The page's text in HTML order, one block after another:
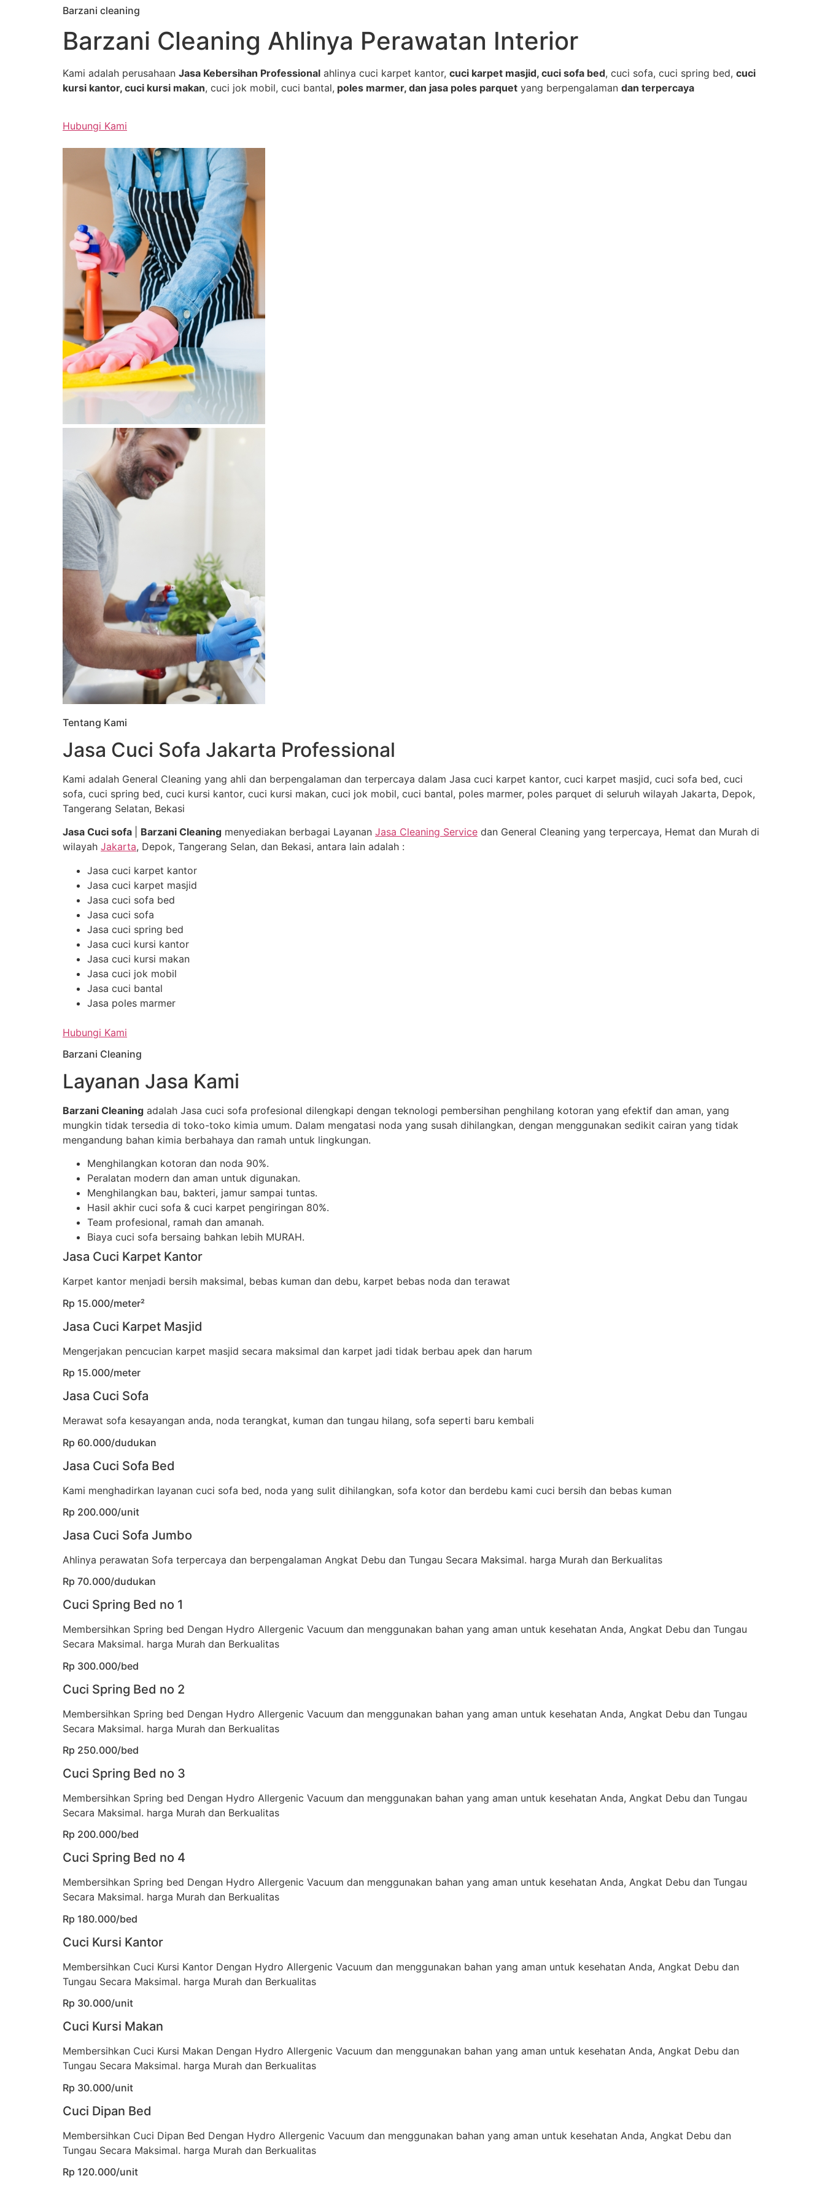
Barzani cleaning
Barzani Cleaning Ahlinya Perawatan Interior
Kami adalah perusahaan Jasa Kebersihan Professional ahlinya cuci karpet kantor, cuci karpet masjid, cuci sofa bed, cuci sofa, cuci spring bed, cuci
kursi kantor, cuci kursi makan, cuci jok mobil, cuci bantal, poles marmer, dan jasa poles parquet yang berpengalaman dan terpercaya
Hubungi Kami
Tentang Kami
Jasa Cuci Sofa Jakarta Professional
Kami adalah General Cleaning yang ahli dan berpengalaman dan terpercaya dalam Jasa cuci karpet kantor, cuci karpet masjid, cuci sofa bed, cuci
sofa, cuci spring bed, cuci kursi kantor, cuci kursi makan, cuci jok mobil, cuci bantal, poles marmer, poles parquet di seluruh wilayah Jakarta, Depok,
Tangerang Selatan, Bekasi
Jasa Cuci sofa
Barzani Cleaning menyediakan berbagai Layanan Jasa Cleaning Service dan General Cleaning yang terpercaya, Hemat dan Murah di
wilayah Jakarta, Depok, Tangerang Selan, dan Bekasi, antara lain adalah :
Jasa cuci karpet kantor
Jasa cuci karpet masjid
Jasa cuci sofa bed
Jasa cuci sofa
Jasa cuci spring bed
Jasa cuci kursi kantor
Jasa cuci kursi makan
Jasa cuci jok mobil
Jasa cuci bantal
Jasa poles marmer
Hubungi Kami
Barzani Cleaning
Layanan Jasa Kami
Barzani Cleaning adalah Jasa cuci sofa profesional dilengkapi dengan teknologi pembersihan penghilang kotoran yang efektif dan aman, yang
mungkin tidak tersedia di toko-toko kimia umum. Dalam mengatasi noda yang susah dihilangkan, dengan menggunakan sedikit cairan yang tidak
mengandung bahan kimia berbahaya dan ramah untuk lingkungan.
Menghilangkan kotoran dan noda 90%.
Peralatan modern dan aman untuk digunakan.
Menghilangkan bau, bakteri, jamur sampai tuntas.
Hasil akhir cuci sofa & cuci karpet pengiringan 80%.
Team profesional, ramah dan amanah.
Biaya cuci sofa bersaing bahkan lebih MURAH.
Jasa Cuci Karpet Kantor
Karpet kantor menjadi bersih maksimal, bebas kuman dan debu, karpet bebas noda dan terawat
Rp 15.000/meter²
Jasa Cuci Karpet Masjid
Mengerjakan pencucian karpet masjid secara maksimal dan karpet jadi tidak berbau apek dan harum
Rp 15.000/meter
Jasa Cuci Sofa
Merawat sofa kesayangan anda, noda terangkat, kuman dan tungau hilang, sofa seperti baru kembali
Rp 60.000/dudukan
Jasa Cuci Sofa Bed
Kami menghadirkan layanan cuci sofa bed, noda yang sulit dihilangkan, sofa kotor dan berdebu kami cuci bersih dan bebas kuman
Rp 200.000/unit
Jasa Cuci Sofa Jumbo
Ahlinya perawatan Sofa terpercaya dan berpengalaman Angkat Debu dan Tungau Secara Maksimal. harga Murah dan Berkualitas
Rp 70.000/dudukan
Cuci Spring Bed no 1
Membersihkan Spring bed Dengan Hydro Allergenic Vacuum dan menggunakan bahan yang aman untuk kesehatan Anda, Angkat Debu dan Tungau
Secara Maksimal. harga Murah dan Berkualitas
Rp 300.000/bed
Cuci Spring Bed no 2
Membersihkan Spring bed Dengan Hydro Allergenic Vacuum dan menggunakan bahan yang aman untuk kesehatan Anda, Angkat Debu dan Tungau
Secara Maksimal. harga Murah dan Berkualitas
Rp 250.000/bed
Cuci Spring Bed no 3
Membersihkan Spring bed Dengan Hydro Allergenic Vacuum dan menggunakan bahan yang aman untuk kesehatan Anda, Angkat Debu dan Tungau
Secara Maksimal. harga Murah dan Berkualitas
Rp 200.000/bed
Cuci Spring Bed no 4
Membersihkan Spring bed Dengan Hydro Allergenic Vacuum dan menggunakan bahan yang aman untuk kesehatan Anda, Angkat Debu dan Tungau
Secara Maksimal. harga Murah dan Berkualitas
Rp 180.000/bed
Cuci Kursi Kantor
Membersihkan Cuci Kursi Kantor Dengan Hydro Allergenic Vacuum dan menggunakan bahan yang aman untuk kesehatan Anda, Angkat Debu dan
Tungau Secara Maksimal. harga Murah dan Berkualitas
Rp 30.000/unit
Cuci Kursi Makan
Membersihkan Cuci Kursi Makan Dengan Hydro Allergenic Vacuum dan menggunakan bahan yang aman untuk kesehatan Anda, Angkat Debu dan
Tungau Secara Maksimal. harga Murah dan Berkualitas
Rp 30.000/unit
Cuci Dipan Bed
Membersihkan Cuci Dipan Bed Dengan Hydro Allergenic Vacuum dan menggunakan bahan yang aman untuk kesehatan Anda, Angkat Debu dan
Tungau Secara Maksimal. harga Murah dan Berkualitas
Rp 120.000/unit